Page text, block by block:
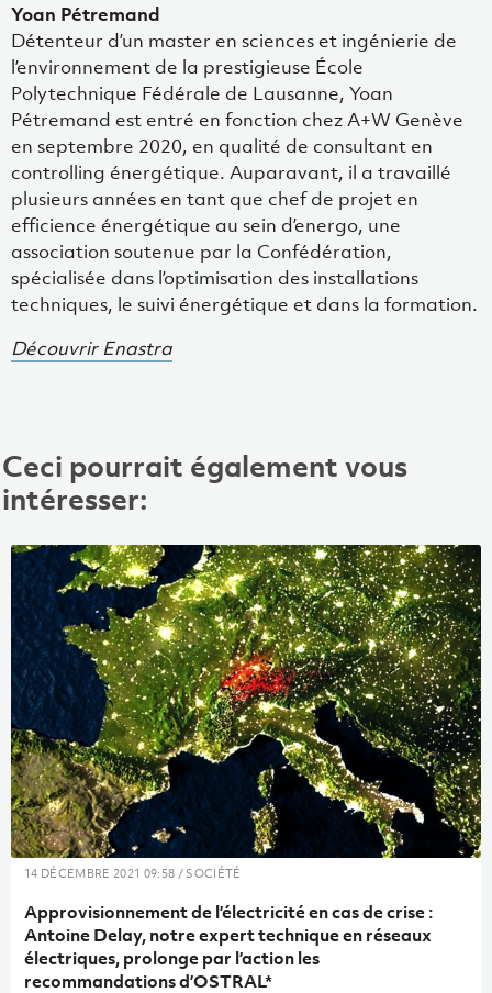
Yoan Pétremand
Détenteur d’un master en sciences et ingénierie de
l’environnement de la prestigieuse École
Polytechnique Fédérale de Lausanne, Yoan
Pétremand est entré en fonction chez A+W Genève
en septembre 2020, en qualité de consultant en
controlling énergétique. Auparavant, il a travaillé
plusieurs années en tant que chef de projet en
efficience énergétique au sein d’energo, une
association soutenue par la Confédération,
spécialisée dans l’optimisation des installations
techniques, le suivi énergétique et dans la formation.
Découvrir Enastra
Ceci pourrait également vous
intéresser:
14 DÉCEMBRE 2021 09:58 / SOCIÉTÉ
Approvisionnement de l’électricité en cas de crise :
Antoine Delay, notre expert technique en réseaux
électriques, prolonge par l’action les
recommandations d’OSTRAL*